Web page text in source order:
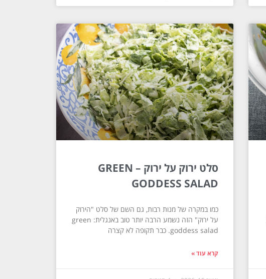
סלט ירוק על ירוק – GREEN
GODDESS SALAD
כמו במקרה של מנות רבות, גם השם של סלט "הירוק
על ירוק" הזה נשמע הרבה יותר טוב באנגלית: green
goddess salad. כבר תקופה לא קצרה
קרא עוד »